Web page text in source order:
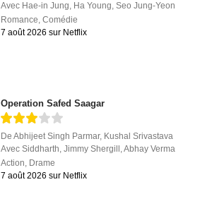
Avec Hae-in Jung, Ha Young,Seo Jung-Yeon
Romance,Comédie
7 août 2026 sur Netflix
Operation Safed Saagar
DeAbhijeet Singh Parmar, Kushal Srivastava
AvecSiddharth,Jimmy Shergill ,Abhay Verma
Action, Drame
7 août 2026 sur Netflix